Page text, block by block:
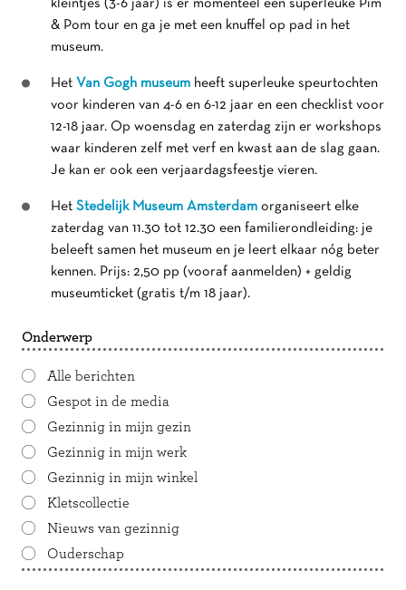
Onderwerp
Alle berichten
Gespot in de media
Gezinnig in mijn gezin
Gezinnig in mijn werk
Gezinnig in mijn winkel
Kletscollectie
Nieuws van gezinnig
Ouderschap
kleintjes (3-6 jaar) is er momenteel een superleuke Pim
& Pom tour en ga je met een knuffel op pad in het
museum.
Het Van Gogh museum heeft superleuke speurtochten
voor kinderen van 4-6 en 6-12 jaar en een checklist voor
12-18 jaar. Op woensdag en zaterdag zijn er workshops
waar kinderen zelf met verf en kwast aan de slag gaan.
Je kan er ook een verjaardagsfeestje vieren.
Het Stedelijk Museum Amsterdam organiseert elke
zaterdag van 11.30 tot 12.30 een familierondleiding: je
beleeft samen het museum en je leert elkaar nóg beter
kennen. Prijs: 2,50 pp (vooraf aanmelden) + geldig
museumticket (gratis t/m 18 jaar).